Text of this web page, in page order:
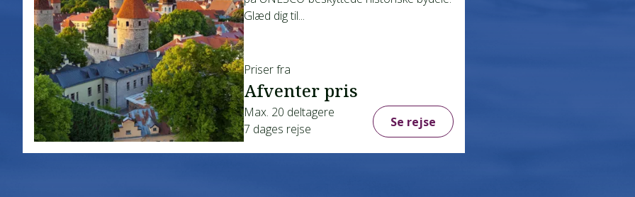
Glæd dig til...
Priser fra
Afventer pris
Max. 20 deltagere
7 dages rejse
Se rejse